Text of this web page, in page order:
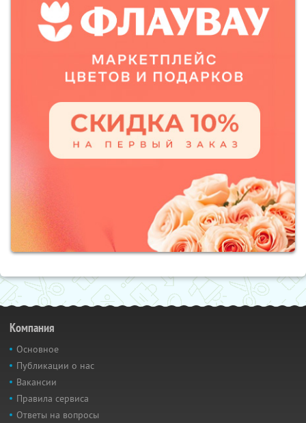
Компания
Основное
Публикации о нас
Вакансии
Правила сервиса
Ответы на вопросы